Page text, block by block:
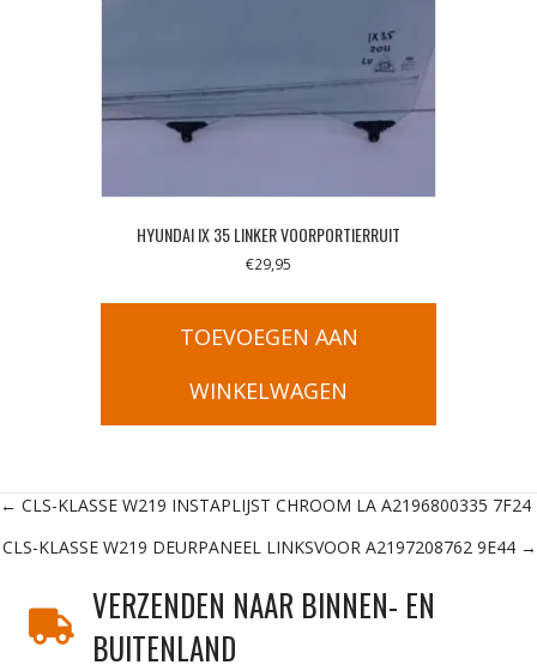
HYUNDAI IX 35 LINKER VOORPORTIERRUIT
€29,95
TOEVOEGEN AAN
WINKELWAGEN
Posts
navigation
← CLS-KLASSE W219 INSTAPLIJST CHROOM LA A2196800335 7F24
CLS-KLASSE W219 DEURPANEEL LINKSVOOR A2197208762 9E44 →
VERZENDEN NAAR BINNEN- EN
BUITENLAND